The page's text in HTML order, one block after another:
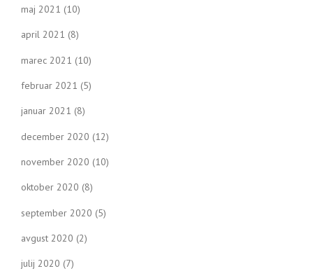
maj 2021 (10)
april 2021 (8)
marec 2021 (10)
februar 2021 (5)
januar 2021 (8)
december 2020 (12)
november 2020 (10)
oktober 2020 (8)
september 2020 (5)
avgust 2020 (2)
julij 2020 (7)